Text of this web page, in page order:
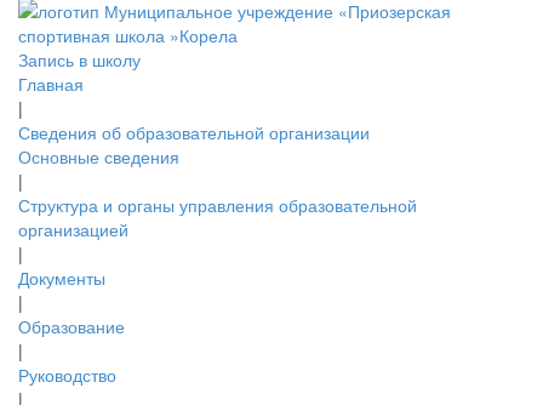
Запись в школу
Главная
|
Сведения об образовательной организации
Основные сведения
|
Структура и органы управления образовательной
организацией
|
Документы
|
Образование
|
Руководство
|